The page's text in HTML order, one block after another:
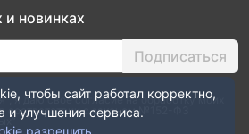
и новинках
Подписаться
я даю свое согласие на обработку моих
соответствии с законом №152-ФЗ
чтобы сайт работал корректно,
и улучшения сервиса.
разрешить